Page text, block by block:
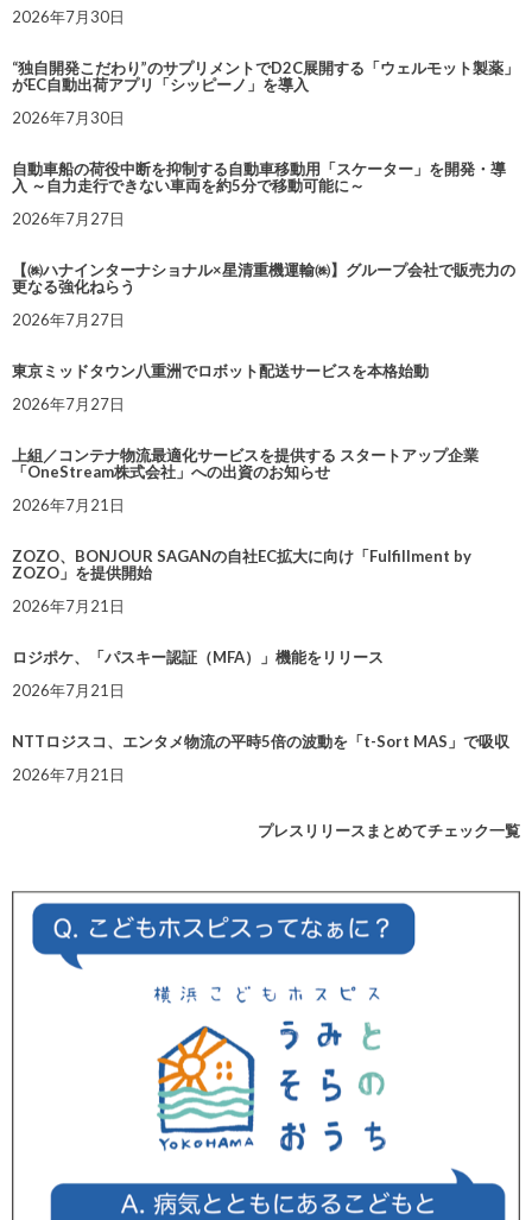
2026年7月30日
“独自開発こだわり”のサプリメントでD2C展開する「ウェルモット製薬」
がEC自動出荷アプリ「シッピーノ」を導入
2026年7月30日
自動車船の荷役中断を抑制する自動車移動用「スケーター」を開発・導
入 ～自力走行できない車両を約5分で移動可能に～
2026年7月27日
【㈱ハナインターナショナル×星清重機運輸㈱】グループ会社で販売力の
更なる強化ねらう
2026年7月27日
東京ミッドタウン八重洲でロボット配送サービスを本格始動
2026年7月27日
上組／コンテナ物流最適化サービスを提供する スタートアップ企業
「OneStream株式会社」への出資のお知らせ
2026年7月21日
ZOZO、BONJOUR SAGANの自社EC拡大に向け「Fulfillment by
ZOZO」を提供開始
2026年7月21日
ロジポケ、「パスキー認証（MFA）」機能をリリース
2026年7月21日
NTTロジスコ、エンタメ物流の平時5倍の波動を「t-Sort MAS」で吸収
2026年7月21日
プレスリリースまとめてチェック一覧